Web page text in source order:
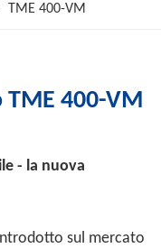
TME 400-VM
400-VM
- la nuova
sul mercato